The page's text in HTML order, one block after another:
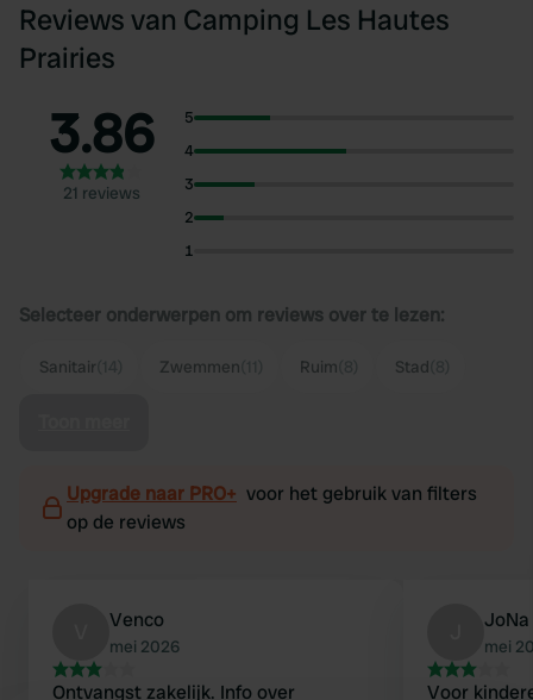
Reviews van Camping Les Hautes
Prairies
3.86
21 reviews
5
4
3
2
1
Selecteer onderwerpen om reviews over te lezen:
Sanitair Zwemmen Ruim Stad
Upgrade naar PRO+ voor het gebruik van filters
op de reviews
Venco
mei 2026
Ontvangst zakelijk. Info over
JoNa
mei
Voor